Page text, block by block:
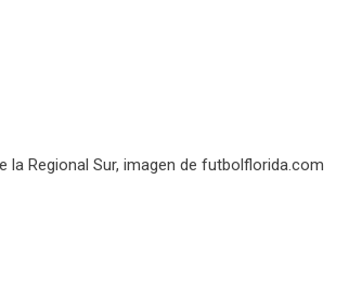
la Regional Sur, imagen de futbolflorida.com